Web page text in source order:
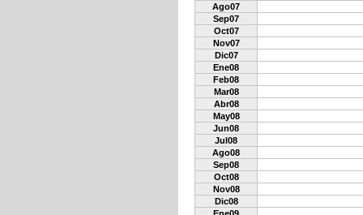
Ago07
Sep07
Oct07
Nov07
Dic07
Ene08
Feb08
Mar08
Abr08
May08
Jun08
Jul08
Ago08
Sep08
Oct08
Nov08
Dic08